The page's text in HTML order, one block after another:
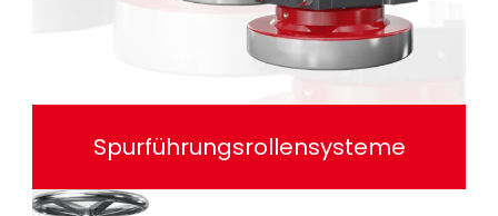
Spurführungsrollensysteme